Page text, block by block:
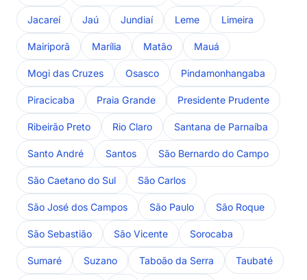
Jacareí Jaú Jundiaí Leme Limeira
Mairiporã Marília Matão Mauá
Mogi das Cruzes Osasco Pindamonhangaba
Piracicaba Praia Grande Presidente Prudente
Ribeirão Preto Rio Claro Santana de Parnaíba
Santo André Santos São Bernardo do Campo
São Caetano do Sul São Carlos
São José dos Campos São Paulo São Roque
São Sebastião São Vicente Sorocaba
Sumaré Suzano Taboão da Serra Taubaté